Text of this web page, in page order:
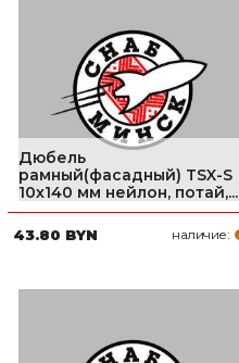
Автоклавы. Дистилляторы
Дистилляторы
Дюбель
рамный(фасадный) TSX-S
10х140 мм нейлон, потай,...
43.80 BYN наличие: